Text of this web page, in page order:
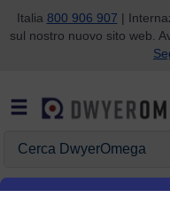
Salta alla ricerca
Salta al contenuto principale
Salta alla navigazione
Italia 800 906 907 |
sul nostro nuovo sito web.
Home
Automazione,